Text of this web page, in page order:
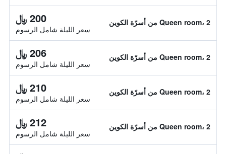
Queen room، 2 من أسرّة الكوين 200 ﷼
سعر الليلة شامل الرسوم
Queen room، 2 من أسرّة الكوين 206 ﷼
سعر الليلة شامل الرسوم
Queen room، 2 من أسرّة الكوين 210 ﷼
سعر الليلة شامل الرسوم
Queen room، 2 من أسرّة الكوين 212 ﷼
سعر الليلة شامل الرسوم